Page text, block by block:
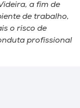
a fim de
de trabalho,
o risco de
profissional